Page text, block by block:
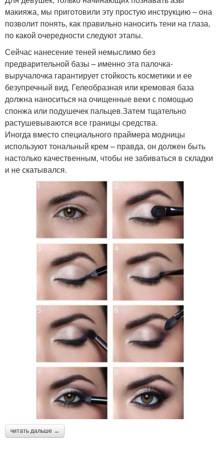
макияжа, мы приготовили эту простую инструкцию – она
позволит понять, как правильно наносить тени на глаза,
по какой очередности следуют этапы.
Сейчас нанесение теней немыслимо без
предварительной базы – именно эта палочка-
выручалочка гарантирует стойкость косметики и ее
безупречный вид. Гелеобразная или кремовая база
должна наноситься на очищенные веки с помощью
спонжа или подушечек пальцев.Затем тщательно
растушевываются все границы средства.
Иногда вместо специального праймера модницы
используют тональный крем – правда, он должен быть
настолько качественным, чтобы не забиваться в складки
и не скатывался.
читать дальше →